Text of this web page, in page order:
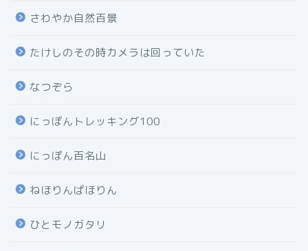
さわやか自然百景
たけしのその時カメラは回っていた
なつぞら
にっぽんトレッキング100
にっぽん百名山
ねほりんぱほりん
ひとモノガタリ